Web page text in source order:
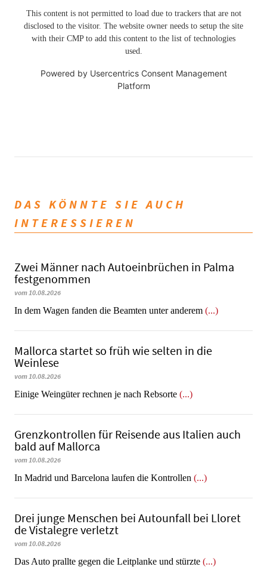
This content is not permitted to load due to trackers that are not
disclosed to the visitor. The website owner needs to setup the site
with their CMP to add this content to the list of technologies
used.
Powered by Usercentrics Consent Management
Platform
DAS KÖNNTE SIE AUCH
INTERESSIEREN
Zwei Männer nach Autoeinbrüchen in Palma
festgenommen
vom 10.08.2026
In dem Wagen fanden die Beamten unter anderem (...)
Mallorca startet so früh wie selten in die
Weinlese
vom 10.08.2026
​​​​​​​Einige Weingüter rechnen je nach Rebsorte (...)
Grenzkontrollen für Reisende aus Italien auch
bald auf Mallorca
vom 10.08.2026
In Madrid und Barcelona laufen die Kontrollen (...)
Drei junge Menschen bei Autounfall bei Lloret
de Vistalegre verletzt
vom 10.08.2026
Das Auto prallte gegen die Leitplanke und stürzte (...)